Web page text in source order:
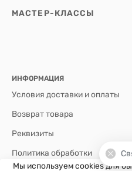
МАСТЕР-КЛАССЫ
ИНФОРМАЦИЯ
Условия доставки и оплаты
Возврат товара
Реквизиты
Политика обработки
персональных данных
Мы используем cookies для